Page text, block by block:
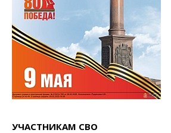
УЧАСТНИКАМ СВО